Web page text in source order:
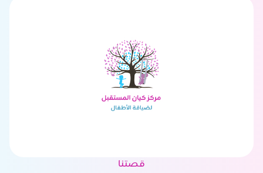
الرياض ، حي الرائد ، شارع عبدالعزيز الاحسائي
قصتنا